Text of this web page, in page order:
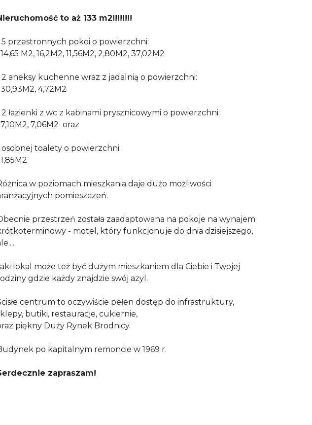
to aż 133 m2!!!!!!!!
5 przestronnych pokoi o powierzchni:
14,65 M2, 16,2M2, 11,56M2, 2,80M2, 37,02M2
2 aneksy kuchenne wraz z jadalnią o powierzchni:
30,93M2, 4,72M2
2 łazienki z wc z kabinami prysznicowymi o powierzchni:
7,10M2, 7,06M2 oraz
osobnej toalety o powierzchni:
1,85M2
w poziomach mieszkania daje dużo możliwości
pomieszczeń.
przestrzeń została zaadaptowana na pokoje na wynajem
- motel, który funkcjonuje do dnia dzisiejszego,
lokal może też być dużym mieszkaniem dla Ciebie i Twojej
gdzie każdy znajdzie swój azyl.
centrum to oczywiście pełen dostęp do infrastruktury,
butiki, restauracje, cukiernie,
piękny Duży Rynek Brodnicy.
po kapitalnym remoncie w 1969 r.
zapraszam!